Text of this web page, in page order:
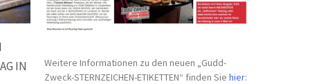
IN
Weitere Informationen zu den neuen „Gudd-
Zweck-STERNZEICHEN-ETIKETTEN“ finden Siehier: